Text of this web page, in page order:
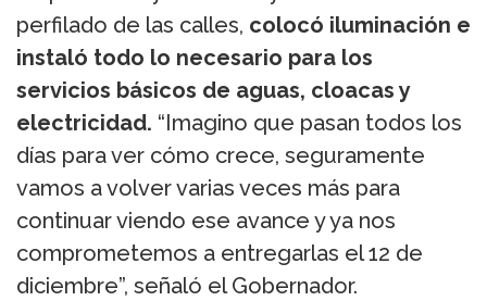
perfilado de las calles, colocó iluminación e
instaló todo lo necesario para los
servicios básicos de aguas, cloacas y
electricidad. “Imagino que pasan todos los
días para ver cómo crece, seguramente
vamos a volver varias veces más para
continuar viendo ese avance y ya nos
comprometemos a entregarlas el 12 de
diciembre”, señaló el Gobernador.